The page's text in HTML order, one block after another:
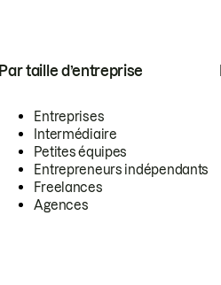
Par taille d’entreprise
Entreprises
Intermédiaire
Petites équipes
Entrepreneurs indépendants
Freelances
Agences